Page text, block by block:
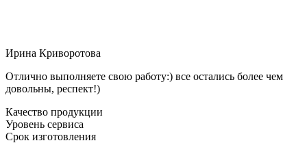
Ирина Криворотова
Отлично выполняете свою работу:) все остались более чем
довольны, респект!)
Качество продукции
Уровень сервиса
Срок изготовления